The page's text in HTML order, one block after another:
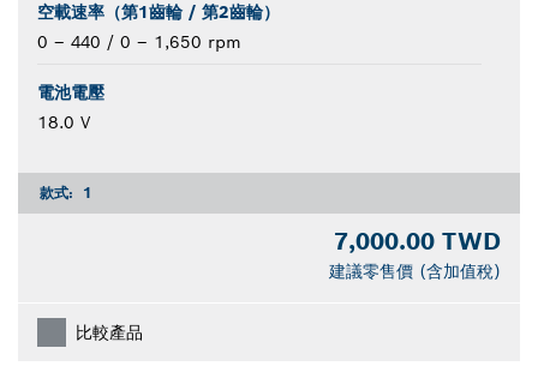
空載速率（第1齒輪 / 第2齒輪）
0 – 440 / 0 – 1,650 rpm
電池電壓
18.0 V
款式: 1
7,000.00 TWD
建議零售價 (含加值稅)
比較產品